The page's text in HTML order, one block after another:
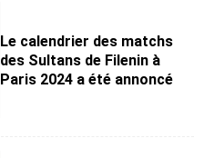
Le calendrier des matchs
des Sultans de Filenin à
Paris 2024 a été annoncé